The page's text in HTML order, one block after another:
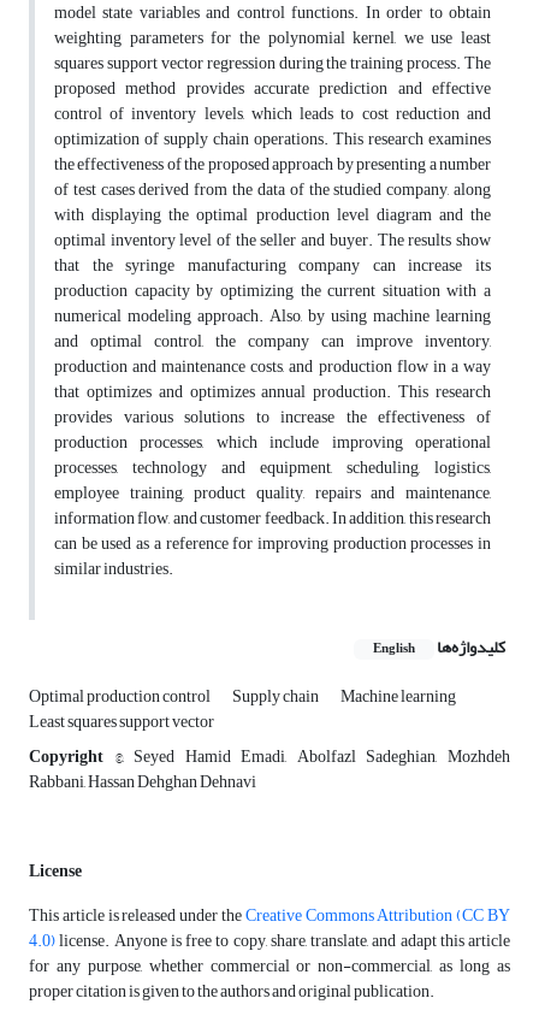
model state variables and control functions. In order to obtain
weighting parameters for the polynomial kernel, we use least
squares support vector regression during the training process. The
proposed method provides accurate prediction and effective
control of inventory levels, which leads to cost reduction and
optimization of supply chain operations. This research examines
the effectiveness of the proposed approach by presenting a number
of test cases derived from the data of the studied company, along
with displaying the optimal production level diagram and the
optimal inventory level of the seller and buyer. The results show
that the syringe manufacturing company can increase its
production capacity by optimizing the current situation with a
numerical modeling approach. Also, by using machine learning
and optimal control, the company can improve inventory,
production and maintenance costs, and production flow in a way
that optimizes and optimizes annual production. This research
provides various solutions to increase the effectiveness of
production processes, which include improving operational
processes, technology and equipment, scheduling, logistics,
employee training, product quality, repairs and maintenance,
information flow, and customer feedback. In addition, this research
can be used as a reference for improving production processes in
similar industries.
کلیدواژه‌ها English
Optimal production control Supply chain Machine learning
Least squares support vector
Copyright ©, Seyed Hamid Emadi, Abolfazl Sadeghian, Mozhdeh
Rabbani, Hassan Dehghan Dehnavi
License
This article is released under theCreative Commons Attribution (CC BY
4.0)license. Anyone is free to copy, share, translate, and adapt this article
for any purpose, whether commercial or non-commercial, as long as
proper citation is given to the authors and original publication.